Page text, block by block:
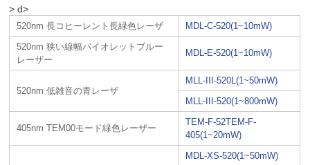
> d>
520nm 長コヒーレント長緑色レーザ
MDL-C-520(1~10mW)
520nm 狭い線幅バイオレットブルー
レーザー
MDL-E-520(1~10mW)
520nm 低雑音の青レーザ
MLL-III-520L(1~50mW)
MLL-III-520(1~800mW)
405nm TEM00モード緑色レーザー
TEM-F-52TEM-F-
405(1~20mW)
MDL-XS-520(1~50mW)